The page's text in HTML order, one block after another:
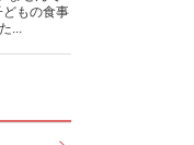
どもの食事
...